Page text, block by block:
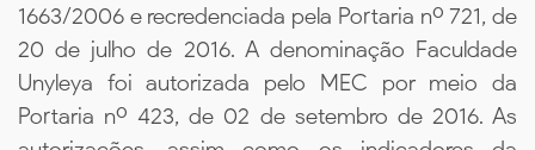
1663/2006 e recredenciada pela Portaria nº 721, de
20 de julho de 2016. A denominação Faculdade
Unyleya foi autorizada pelo MEC por meio da
Portaria nº 423, de 02 de setembro de 2016. As